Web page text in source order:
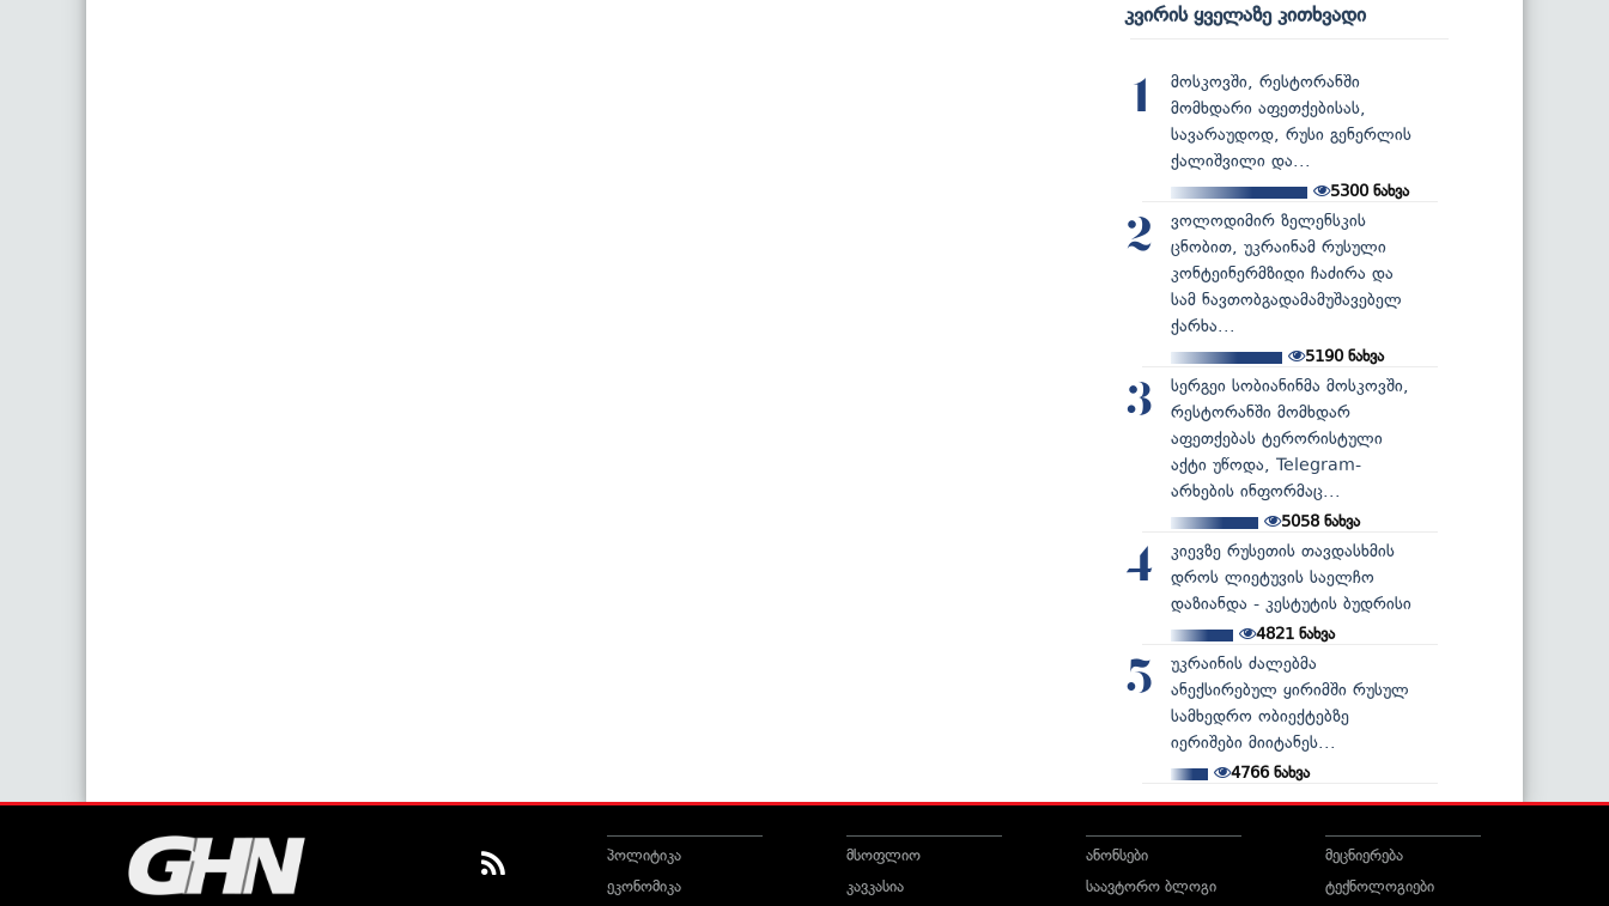
კვირის ყველაზე კითხვადი
1
მოსკოვში, რესტორანში
მომხდარი აფეთქებისას,
სავარაუდოდ, რუსი გენერლის
ქალიშვილი და...
5300ნახვა
2
ვოლოდიმირ ზელენსკის
ცნობით, უკრაინამ რუსული
კონტეინერმზიდი ჩაძირა და
სამ ნავთობგადამამუშავებელ
ქარხა...
5190ნახვა
3
სერგეი სობიანინმა მოსკოვში,
რესტორანში მომხდარ
აფეთქებას ტერორისტული
აქტი უწოდა, Telegram-
არხების ინფორმაც...
5058ნახვა
4
კიევზე რუსეთის თავდასხმის
დროს ლიეტუვის საელჩო
დაზიანდა - კესტუტის ბუდრისი
4821ნახვა
5
უკრაინის ძალებმა
ანექსირებულ ყირიმში რუსულ
სამხედრო ობიექტებზე
იერიშები მიიტანეს...
4766ნახვა
პოლიტიკა
ეკონომიკა
მსოფლიო
კავკასია
ანონსები
საავტორო ბლოგი
მეცნიერება
ტექნოლოგიები